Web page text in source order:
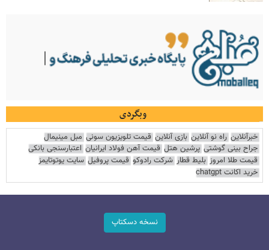
وبگردی
خبرآنلاین راه نو آنلاین بازی آنلاین قیمت تلویزیون سونی مبل مینیمال
جراح بینی گوشتی پرشین هتل قیمت آهن فولاد ایرانیان اعتبارسنجی بانکی
قیمت طلا امروز بلیط قطار شرکت رادوکو قیمت پروفیل سایت یوتوتایمز
خرید اکانت chatgpt
نسخه دسکتاپ